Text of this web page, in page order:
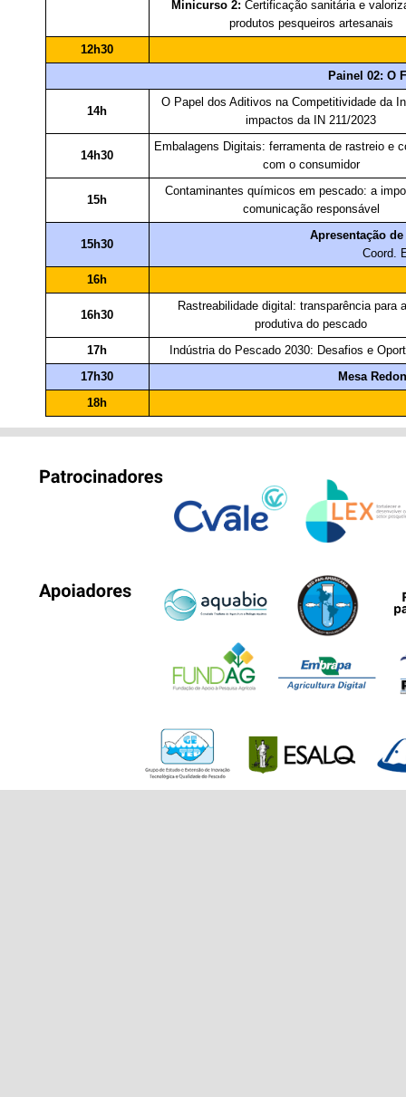
Minicurso 2: Certificação sanitária e
produtos pesqueiros artesanais
12h30
Painel 02: O
14h
O Papel dos Aditivos na Competitividade da
impactos da IN 211/2023
14h30
Embalagens Digitais: ferramenta de rastreio e
com o consumidor
15h
Contaminantes químicos em pescado: a
comunicação responsável
15h30
Apresentação
Coord.
16h
16h30
Rastreabilidade digital: transparência para
produtiva do pescado
17h
Indústria do Pescado 2030: Desafios e
17h30
Mesa
18h